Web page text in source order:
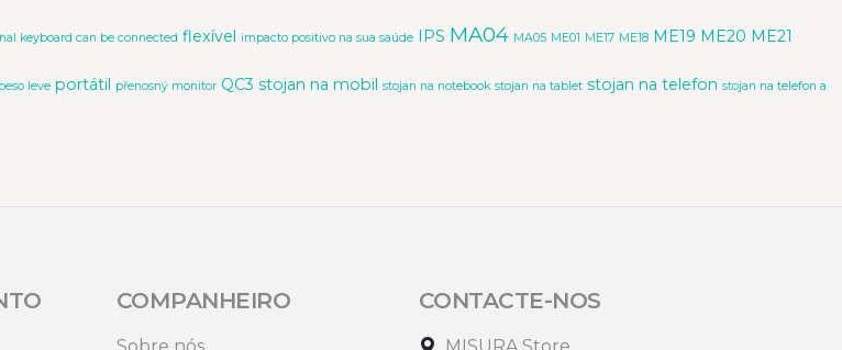
keyboard can be connected flexível impacto positivo na sua saúde IPS MA04 MA05 ME01 ME17 ME18 ME19 ME20 ME21
peso leve portátil přenosný monitor QC3 stojan na mobil stojan na notebook stojan na tablet stojan na telefon stojan na telefon a
COMPANHEIRO CONTACTE-NOS